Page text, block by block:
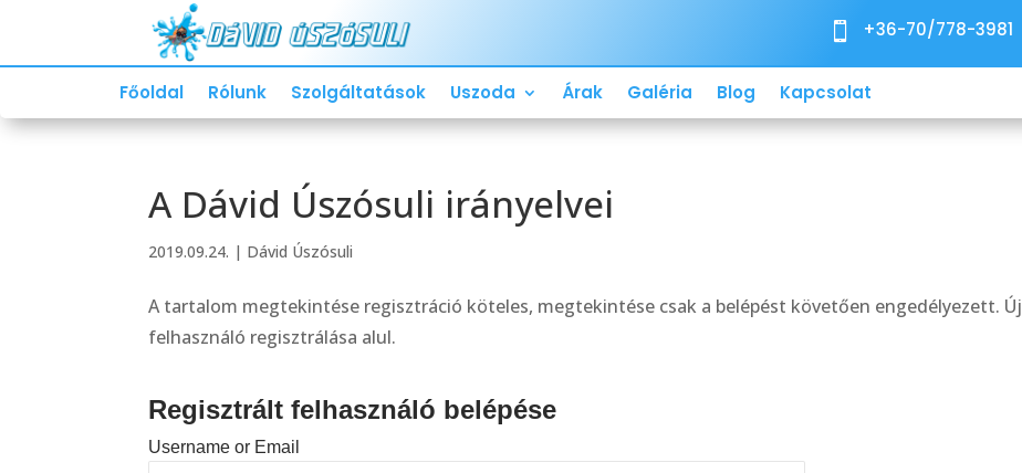
 +36-70/778-3981
Főoldal Rólunk Szolgáltatások Uszoda Árak Galéria Blog Kapcsolat
A Dávid Úszósuli irányelvei
2019.09.24. | Dávid Úszósuli
A tartalom megtekintése regisztráció köteles, megtekintése csak a belépést követően engedélyezett. Új
felhasználó regisztrálása alul.
Regisztrált felhasználó belépése
Username or Email